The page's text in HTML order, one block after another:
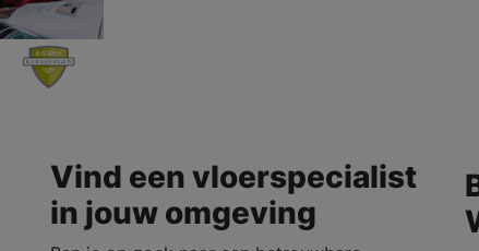
Vind een vloerspecialist
in jouw omgeving